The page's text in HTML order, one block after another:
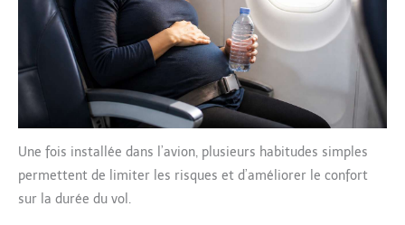
Une fois installée dans l’avion, plusieurs habitudes simples
permettent de limiter les risques et d’améliorer le confort
sur la durée du vol.